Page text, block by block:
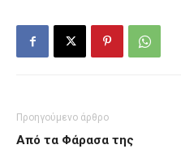
Προηγούμενο άρθρο
Από τα Φάρασα της